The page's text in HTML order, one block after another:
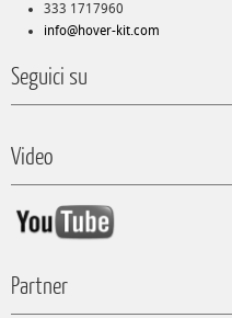
333 1717960
info@hover-kit.com
Seguici su
Video
Partner